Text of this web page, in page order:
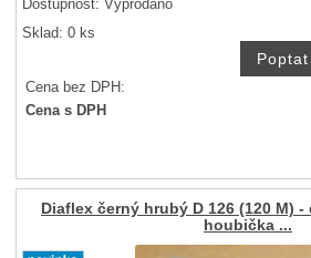
Dostupnost:Vyprodáno
Sklad: 0 ks
Cena bez DPH:
Cena s DPH
Diaflex černý hrubý D 126 (120 M)
houbička ...